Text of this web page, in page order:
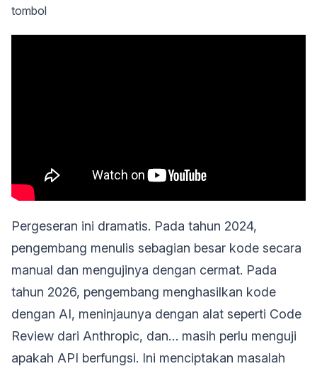
tombol
Pergeseran ini dramatis. Pada tahun 2024,
pengembang menulis sebagian besar kode secara
manual dan mengujinya dengan cermat. Pada
tahun 2026, pengembang menghasilkan kode
dengan AI, meninjaunya dengan alat seperti Code
Review dari Anthropic, dan… masih perlu menguji
apakah API berfungsi. Ini menciptakan masalah